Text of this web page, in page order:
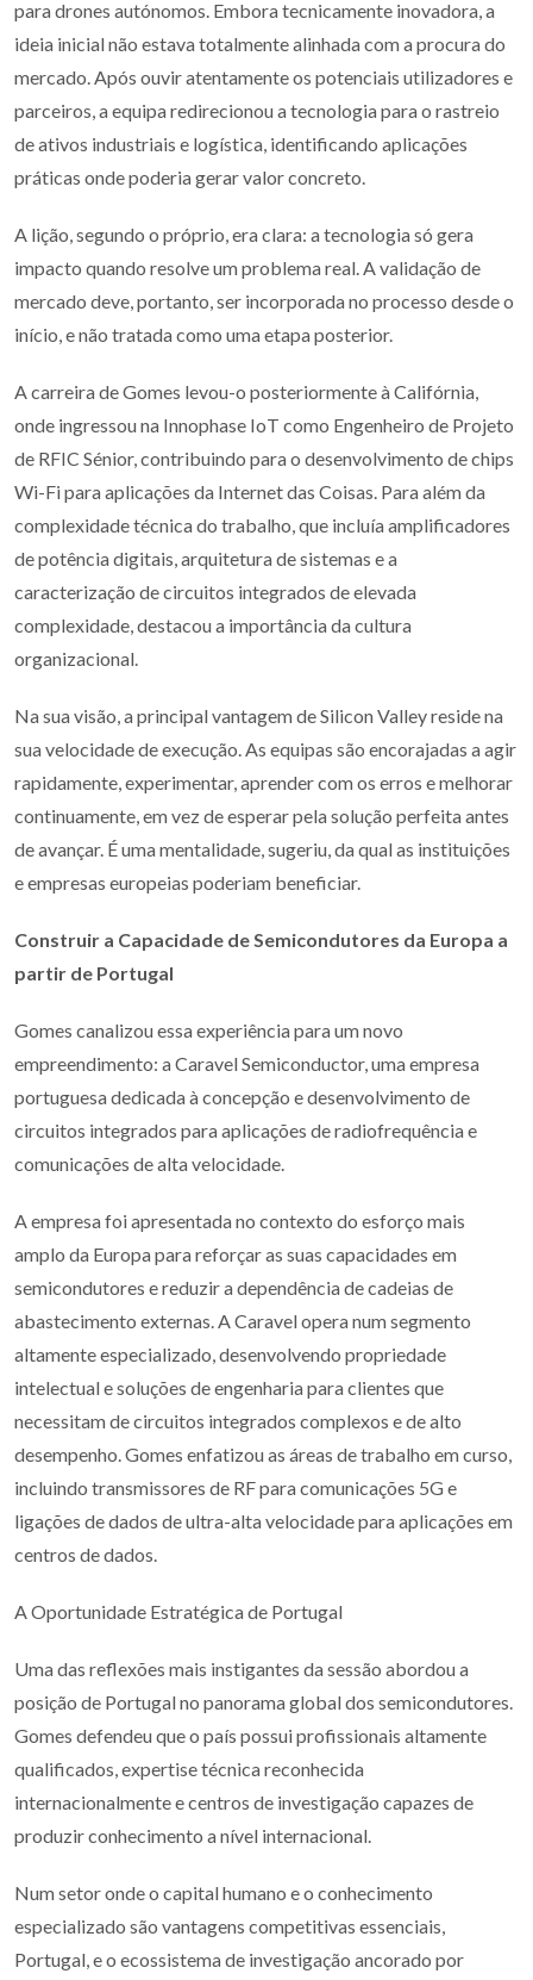
para drones autónomos. Embora tecnicamente inovadora, a
ideia inicial não estava totalmente alinhada com a procura do
mercado. Após ouvir atentamente os potenciais utilizadores e
parceiros, a equipa redirecionou a tecnologia para o rastreio
de ativos industriais e logística, identificando aplicações
práticas onde poderia gerar valor concreto.
A lição, segundo o próprio, era clara: a tecnologia só gera
impacto quando resolve um problema real. A validação de
mercado deve, portanto, ser incorporada no processo desde o
início, e não tratada como uma etapa posterior.
A carreira de Gomes levou-o posteriormente à Califórnia,
onde ingressou na Innophase IoT como Engenheiro de Projeto
de RFIC Sénior, contribuindo para o desenvolvimento de chips
Wi-Fi para aplicações da Internet das Coisas. Para além da
complexidade técnica do trabalho, que incluía amplificadores
de potência digitais, arquitetura de sistemas e a
caracterização de circuitos integrados de elevada
complexidade, destacou a importância da cultura
organizacional.
Na sua visão, a principal vantagem de Silicon Valley reside na
sua velocidade de execução. As equipas são encorajadas a agir
rapidamente, experimentar, aprender com os erros e melhorar
continuamente, em vez de esperar pela solução perfeita antes
de avançar. É uma mentalidade, sugeriu, da qual as instituições
e empresas europeias poderiam beneficiar.
Construir a Capacidade de Semicondutores da Europa a
partir de Portugal
Gomes canalizou essa experiência para um novo
empreendimento: a Caravel Semiconductor, uma empresa
portuguesa dedicada à concepção e desenvolvimento de
circuitos integrados para aplicações de radiofrequência e
comunicações de alta velocidade.
A empresa foi apresentada no contexto do esforço mais
amplo da Europa para reforçar as suas capacidades em
semicondutores e reduzir a dependência de cadeias de
abastecimento externas. A Caravel opera num segmento
altamente especializado, desenvolvendo propriedade
intelectual e soluções de engenharia para clientes que
necessitam de circuitos integrados complexos e de alto
desempenho. Gomes enfatizou as áreas de trabalho em curso,
incluindo transmissores de RF para comunicações 5G e
ligações de dados de ultra-alta velocidade para aplicações em
centros de dados.
A Oportunidade Estratégica de Portugal
Uma das reflexões mais instigantes da sessão abordou a
posição de Portugal no panorama global dos semicondutores.
Gomes defendeu que o país possui profissionais altamente
qualificados, expertise técnica reconhecida
internacionalmente e centros de investigação capazes de
produzir conhecimento a nível internacional.
Num setor onde o capital humano e o conhecimento
especializado são vantagens competitivas essenciais,
Portugal, e o ecossistema de investigação ancorado por